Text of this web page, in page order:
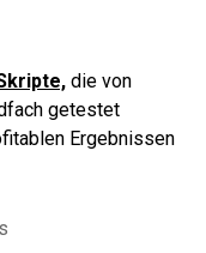
die von
getestet
Ergebnissen